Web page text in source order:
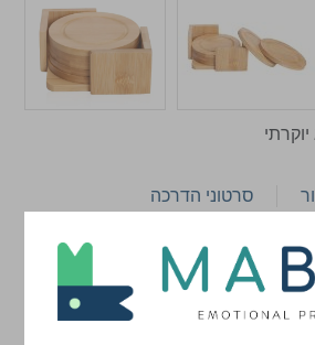
סרטוני הדרכה